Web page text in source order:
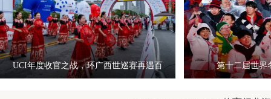
UCI年度收官之战，环广西世巡赛再遇百
第十二届世界